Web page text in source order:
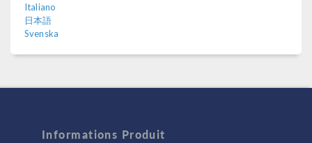
Italiano
日本語
Svenska
Informations Produit